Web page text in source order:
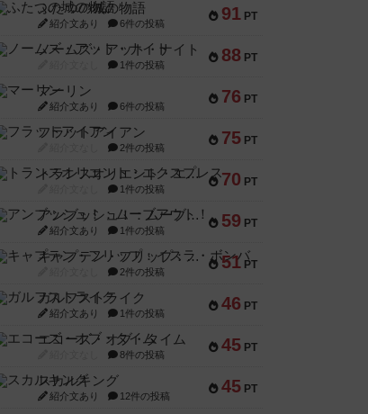
91 PT
ふたつの城の物語
紹介文あり 6件の投稿
88 PT
ノームズ・アット・ナイト
1件の投稿
76 PT
マーリン
紹介文あり 6件の投稿
75 PT
フラットアイアン
2件の投稿
70 PT
トランスオリエント・エクスプレス
1件の投稿
59 PT
アンブッシュ！：ムーブアウト！
紹介文あり 1件の投稿
51 PT
キャプテン・フリップ：イスラ・ボンバ
2件の投稿
46 PT
ガルフストライク
紹介文あり 1件の投稿
45 PT
エコーズ・オブ・タイム
8件の投稿
45 PT
スカルキング
紹介文あり 12件の投稿